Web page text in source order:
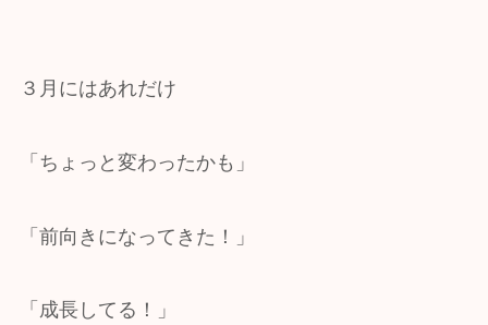
３月にはあれだけ
「ちょっと変わったかも」
「前向きになってきた！」
「成長してる！」